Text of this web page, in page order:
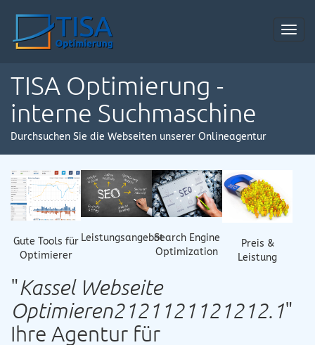
TISA Optimierung -
interne Suchmaschine
Durchsuchen Sie die Webseiten unserer Onlineagentur
Gute Tools für
Optimierer
LeistungsangebotSearch Engine
Optimization
Preis &
Leistung
"Kassel Webseite
Optimieren2121121121212.1"
Ihre Agentur für